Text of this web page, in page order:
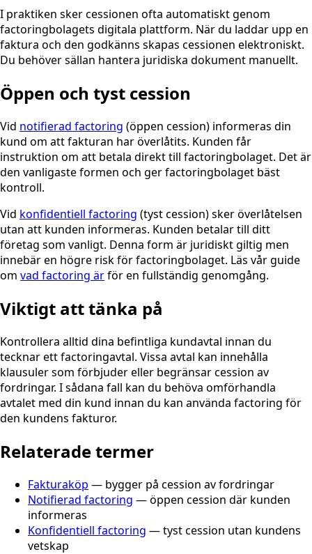
I praktiken sker cessionen ofta automatiskt genom
factoringbolagets digitala plattform. När du laddar upp en
faktura och den godkänns skapas cessionen elektroniskt.
Du behöver sällan hantera juridiska dokument manuellt.
Öppen och tyst cession
Vid notifierad factoring (öppen cession) informeras din
kund om att fakturan har överlåtits. Kunden får
instruktion om att betala direkt till factoringbolaget. Det är
den vanligaste formen och ger factoringbolaget bäst
kontroll.
Vid konfidentiell factoring (tyst cession) sker överlåtelsen
utan att kunden informeras. Kunden betalar till ditt
företag som vanligt. Denna form är juridiskt giltig men
innebär en högre risk för factoringbolaget. Läs vår guide
om vad factoring ärför en fullständig genomgång.
Viktigt att tänka på
Kontrollera alltid dina befintliga kundavtal innan du
tecknar ett factoringavtal. Vissa avtal kan innehålla
klausuler som förbjuder eller begränsar cession av
fordringar. I sådana fall kan du behöva omförhandla
avtalet med din kund innan du kan använda factoring för
den kundens fakturor.
Relaterade termer
Fakturaköp — bygger på cession av fordringar
Notifierad factoring — öppen cession där kunden
informeras
Konfidentiell factoring — tyst cession utan kundens
vetskap